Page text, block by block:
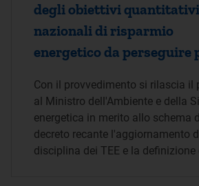
degli obiettivi quantitativi
nazionali di risparmio
energetico da perseguire
Con il provvedimento si rilascia il
al Ministro dell'Ambiente e della
energetica in merito allo schema
decreto recante l'aggiornamento
disciplina dei TEE e la definizione